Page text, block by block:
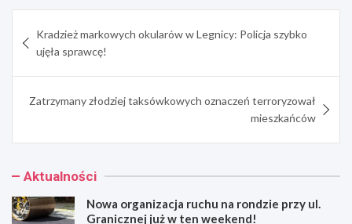
wpisu
Kradzież markowych okularów w Legnicy: Policja szybko
ujęła sprawcę!
Zatrzymany złodziej taksówkowych oznaczeń terroryzował
mieszkańców
Aktualności
Nowa organizacja ruchu na rondzie przy ul.
Granicznej już w ten weekend!